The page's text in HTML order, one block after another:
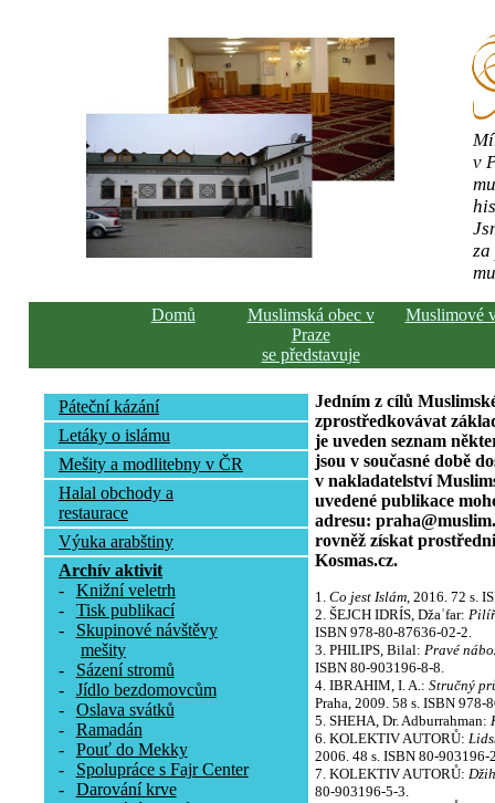
v
Domů
Muslimská obec v
Praze
se představuje
Muslimové
Páteční kázání
Letáky o islámu
Mešity a modlitebny v ČR
Halal obchody a
restaurace
Výuka arabštiny
Archív aktivit
-
Knižní veletrh
-
Tisk publikací
-
Skupinové návštěvy
mešity
-
Sázení stromů
-
Jídlo bezdomovcům
-
Oslava svátků
-
Ramadán
-
Pouť do Mekky
-
Spolupráce s Fajr Center
-
Darování krve
Jedním z cílů
zprostředkovávat
je uveden seznam
jsou v současné době
v nakladatelství
uvedené publikace
adresu:
rovněž získat
Kosmas.cz.
1. Co jest Islám, 2016. 72 s.
2. ŠEJCH IDRÍS, Džaʿfar:
ISBN 978-80-87636-02-2.
3. PHILIPS, Bilal: Pravé
ISBN 80-903196-8-8.
4. IBRAHIM, I. A.: Stručný
Praha, 2009. 58 s. ISBN 978-
5. SHEHA, Dr. Adburrahman:
6. KOLEKTIV AUTORŮ:
2006. 48 s. ISBN 80-903196-
7. KOLEKTIV AUTORŮ:
80-903196-5-3.